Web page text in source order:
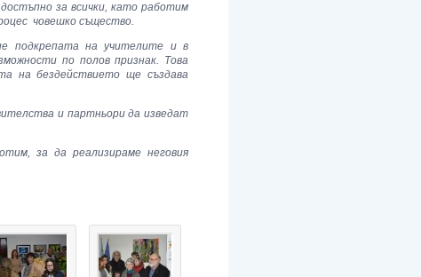
за всички, като работим
човешко същество.
подкрепата на учителите и в
по полов признак. Това
на бездействието ще създава
и партньори да изведат
за да реализираме неговия